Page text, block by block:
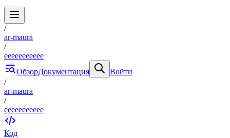
/
ar-maura
/
eeeeeeeeeee
ОбзорДокументация
Войти
/
ar-maura
/
eeeeeeeeeee
Код